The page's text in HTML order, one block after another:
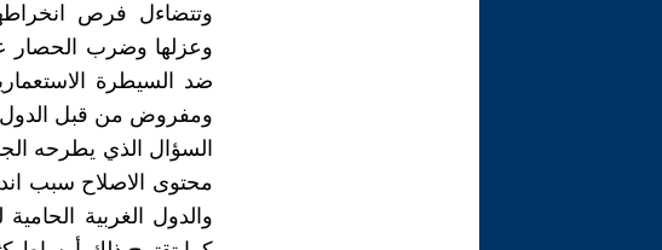
وتتضاءل فرص
وعزلها وضرب الحصار
ضد السيطرة
ومفروض من قبل الدول
السؤال الذي يطرحه
محتوى الاصلاح سبب
والدول الغربية